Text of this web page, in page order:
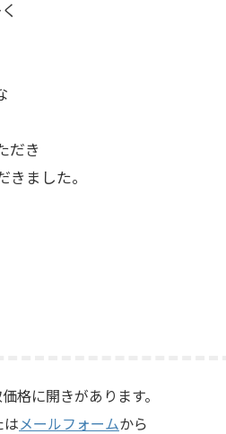
だき
ました。
格に開きがあります。
はメールフォームから